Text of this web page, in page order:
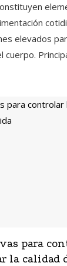
elevados
para
la calidad